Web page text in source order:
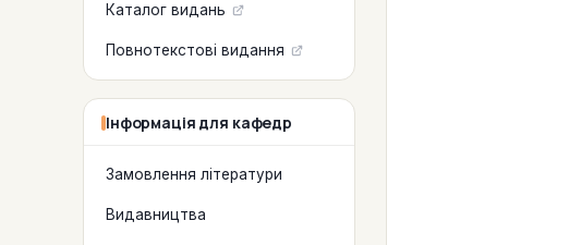
Каталог видань
Повнотекстові видання
Інформація для кафедр
Замовлення літератури
Видавництва